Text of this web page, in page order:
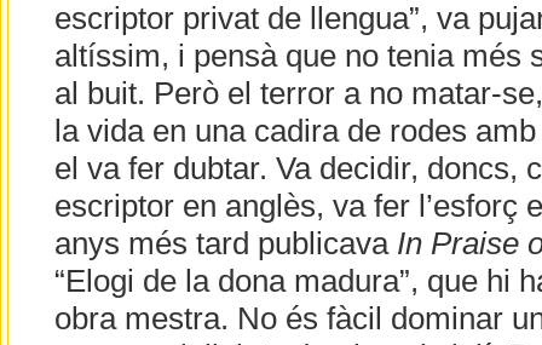
escriptor privat de llengua”, va
altíssim, i pensà que no tenia més
al buit. Però el terror a no matar-
la vida en una cadira de rodes
el va fer dubtar. Va decidir, doncs,
escriptor en anglès, va fer l’esforç
anys més tard publicava In Praise
“Elogi de la dona madura”, que hi
obra mestra. No és fàcil dominar